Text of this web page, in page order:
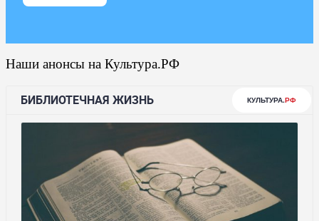
Наши анонсы на Культура.РФ